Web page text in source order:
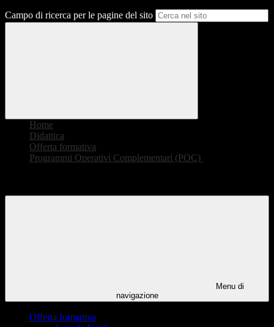
Campo di ricerca per le pagine del sito
Home
Didattica
Offerta formativa
Programmi Operativi Complementari (POC)
Menu di
navigazione
Offerta formativa